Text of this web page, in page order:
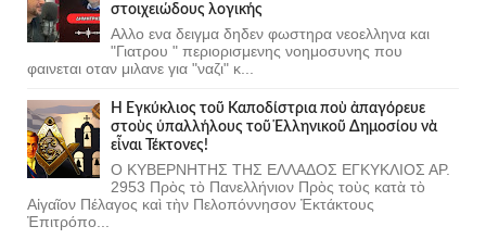
στοιχειώδους λογικής
Αλλο ενα δειγμα δηδεν φωστηρα νεοελληνα και
"Γιατρου " περιορισμενης νοημοσυνης που
φαινεται οταν μιλανε για "ναζι" κ...
Ἡ Ἐγκύκλιος τοῦ Καποδίστρια ποὺ ἀπαγόρευε
στοὺς ὑπαλλήλους τοῦ Ἑλληνικοῦ Δημοσίου νὰ
εἶναι Τέκτονες!
Ο ΚΥΒΕΡΝΗΤΗΣ ΤΗΣ ΕΛΛΑΔΟΣ ΕΓΚΥΚΛΙΟΣ ΑΡ.
2953 Πρὸς τὸ Πανελλήνιον Πρὸς τοὺς κατὰ τὸ
Αἰγαῖον Πέλαγος καὶ τὴν Πελοπόννησον Ἐκτάκτους
Ἐπιτρόπο...